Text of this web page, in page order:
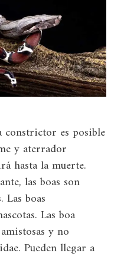
constrictor es posible
y aterrador
hasta la muerte.
las boas son
boas
Las boa
y no
Pueden llegar a